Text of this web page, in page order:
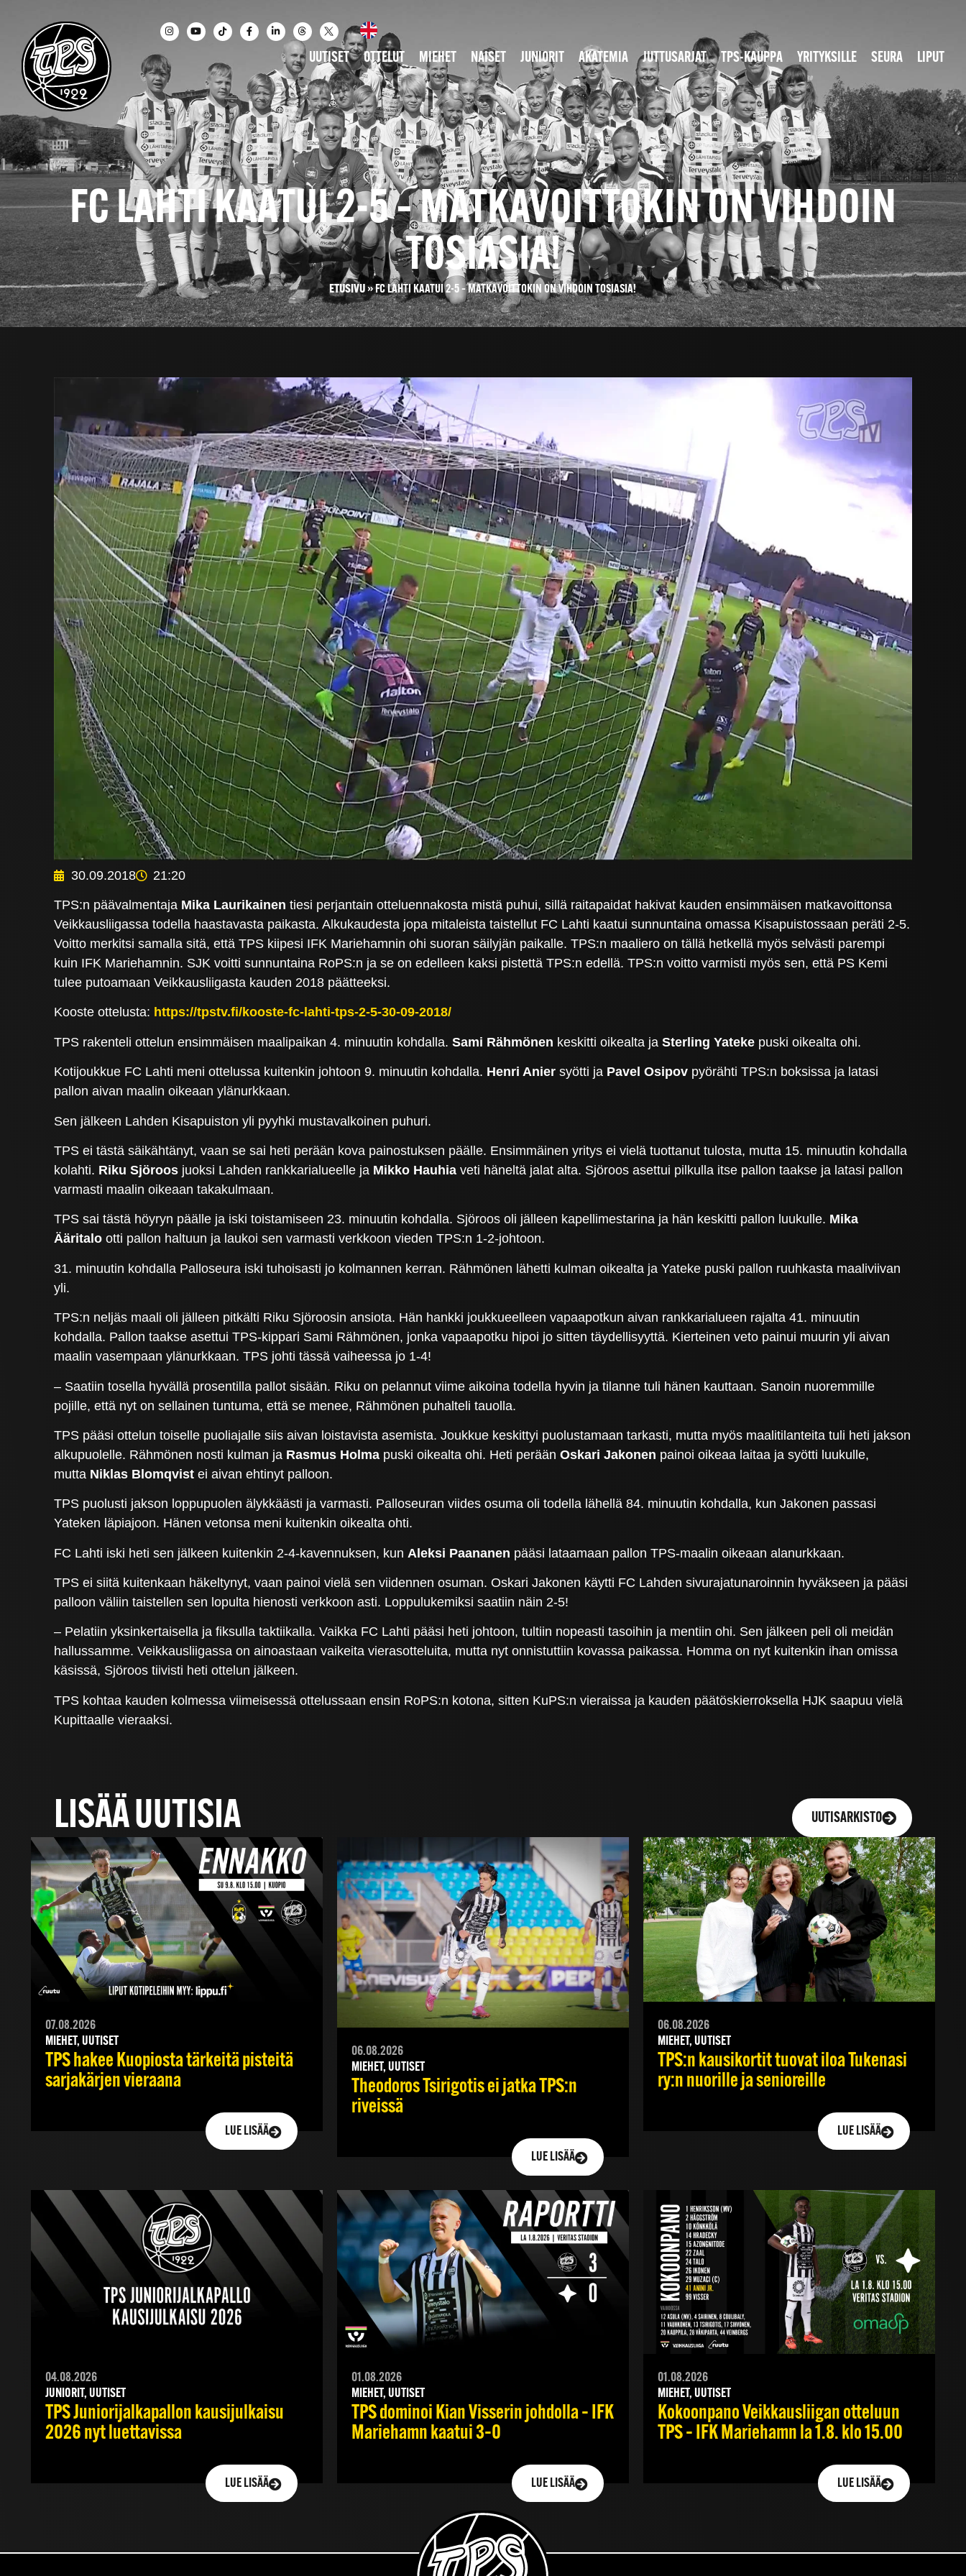
UUTISET OTTELUT MIEHET NAISET JUNIORIT AKATEMIA JUTTUSARJAT TPS-KAUPPA YRITYKSILLE SEURA LIPUT
FC LAHTI KAATUI 2-5 – MATKAVOITTOKIN ON VIHDOIN
TOSIASIA!
ETUSIVU»FC LAHTI KAATUI 2-5 – MATKAVOITTOKIN ON VIHDOIN TOSIASIA!
30.09.2018 21:20
TPS:n päävalmentaja Mika Laurikainen tiesi perjantain otteluennakosta mistä puhui, sillä raitapaidat hakivat kauden ensimmäisen matkavoittonsa
Veikkausliigassa todella haastavasta paikasta. Alkukaudesta jopa mitaleista taistellut FC Lahti kaatui sunnuntaina omassa Kisapuistossaan peräti 2-5.
Voitto merkitsi samalla sitä, että TPS kiipesi IFK Mariehamnin ohi suoran säilyjän paikalle. TPS:n maaliero on tällä hetkellä myös selvästi parempi
kuin IFK Mariehamnin. SJK voitti sunnuntaina RoPS:n ja se on edelleen kaksi pistettä TPS:n edellä. TPS:n voitto varmisti myös sen, että PS Kemi
tulee putoamaan Veikkausliigasta kauden 2018 päätteeksi.
Kooste ottelusta: https://tpstv.fi/kooste-fc-lahti-tps-2-5-30-09-2018/
TPS rakenteli ottelun ensimmäisen maalipaikan 4. minuutin kohdalla.Sami Rähmönen keskitti oikealta jaSterling Yateke puski oikealta ohi.
Kotijoukkue FC Lahti meni ottelussa kuitenkin johtoon 9. minuutin kohdalla. Henri Aniersyötti ja Pavel Osipov pyörähti TPS:n boksissa ja latasi
pallon aivan maalin oikeaan ylänurkkaan.
Sen jälkeen Lahden Kisapuiston yli pyyhki mustavalkoinen puhuri.
TPS ei tästä säikähtänyt, vaan se sai heti perään kova painostuksen päälle. Ensimmäinen yritys ei vielä tuottanut tulosta, mutta 15. minuutin kohdalla
kolahti. Riku Sjöroos juoksi Lahden rankkarialueelle ja Mikko Hauhia veti häneltä jalat alta. Sjöroos asettui pilkulla itse pallon taakse ja latasi pallon
varmasti maalin oikeaan takakulmaan.
TPS sai tästä höyryn päälle ja iski toistamiseen 23. minuutin kohdalla. Sjöroos oli jälleen kapellimestarina ja hän keskitti pallon luukulle. Mika
Ääritalo otti pallon haltuun ja laukoi sen varmasti verkkoon vieden TPS:n 1-2-johtoon.
31. minuutin kohdalla Palloseura iski tuhoisasti jo kolmannen kerran. Rähmönen lähetti kulman oikealta ja Yateke puski pallon ruuhkasta maaliviivan
yli.
TPS:n neljäs maali oli jälleen pitkälti Riku Sjöroosin ansiota. Hän hankki joukkueelleen vapaapotkun aivan rankkarialueen rajalta 41. minuutin
kohdalla. Pallon taakse asettui TPS-kippari Sami Rähmönen, jonka vapaapotku hipoi jo sitten täydellisyyttä. Kierteinen veto painui muurin yli aivan
maalin vasempaan ylänurkkaan. TPS johti tässä vaiheessa jo 1-4!
– Saatiin tosella hyvällä prosentilla pallot sisään. Riku on pelannut viime aikoina todella hyvin ja tilanne tuli hänen kauttaan. Sanoin nuoremmille
pojille, että nyt on sellainen tuntuma, että se menee, Rähmönen puhalteli tauolla.
TPS pääsi ottelun toiselle puoliajalle siis aivan loistavista asemista. Joukkue keskittyi puolustamaan tarkasti, mutta myös maalitilanteita tuli heti jakson
alkupuolelle. Rähmönen nosti kulman ja Rasmus Holma puski oikealta ohi. Heti peräänOskari Jakonen painoi oikeaa laitaa ja syötti luukulle,
mutta Niklas Blomqvist ei aivan ehtinyt palloon.
TPS puolusti jakson loppupuolen älykkäästi ja varmasti. Palloseuran viides osuma oli todella lähellä 84. minuutin kohdalla, kun Jakonen passasi
Yateken läpiajoon. Hänen vetonsa meni kuitenkin oikealta ohti.
FC Lahti iski heti sen jälkeen kuitenkin 2-4-kavennuksen, kun Aleksi Paananen pääsi lataamaan pallon TPS-maalin oikeaan alanurkkaan.
TPS ei siitä kuitenkaan häkeltynyt, vaan painoi vielä sen viidennen osuman. Oskari Jakonen käytti FC Lahden sivurajatunaroinnin hyväkseen ja pääsi
palloon väliin taistellen sen lopulta hienosti verkkoon asti. Loppulukemiksi saatiin näin 2-5!
– Pelatiin yksinkertaisella ja fiksulla taktiikalla. Vaikka FC Lahti pääsi heti johtoon, tultiin nopeasti tasoihin ja mentiin ohi. Sen jälkeen peli oli meidän
hallussamme. Veikkausliigassa on ainoastaan vaikeita vierasotteluita, mutta nyt onnistuttiin kovassa paikassa. Homma on nyt kuitenkin ihan omissa
käsissä, Sjöroos tiivisti heti ottelun jälkeen.
TPS kohtaa kauden kolmessa viimeisessä ottelussaan ensin RoPS:n kotona, sitten KuPS:n vieraissa ja kauden päätöskierroksella HJK saapuu vielä
Kupittaalle vieraaksi.
LISÄÄ UUTISIA UUTISARKISTO
07.08.2026
MIEHET, UUTISET
TPS hakee Kuopiosta tärkeitä pisteitä
sarjakärjen vieraana
LUE LISÄÄ
06.08.2026
MIEHET, UUTISET
Theodoros Tsirigotis ei jatka TPS:n
riveissä
LUE LISÄÄ
06.08.2026
MIEHET, UUTISET
TPS:n kausikortit tuovat iloa Tukenasi
ry:n nuorille ja senioreille
LUE LISÄÄ
04.08.2026
JUNIORIT, UUTISET
TPS Juniorijalkapallon kausijulkaisu
2026 nyt luettavissa
LUE LISÄÄ
01.08.2026
MIEHET, UUTISET
TPS dominoi Kian Visserin johdolla – IFK
Mariehamn kaatui 3–0
LUE LISÄÄ
01.08.2026
MIEHET, UUTISET
Kokoonpano Veikkausliigan otteluun
TPS – IFK Mariehamn la 1.8. klo 15.00
LUE LISÄÄ